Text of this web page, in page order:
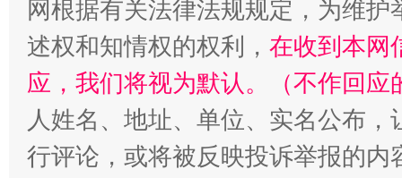
网根据有关法律法规规定，为维
述权和知情权的权利， 在收到本网
应，我们将视为默认。（不作回应
人姓名、地址、单位、实名公布
行评论，或将被反映投诉举报的